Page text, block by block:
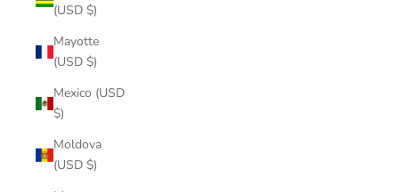
(USD $)
Mayotte
(USD $)
Mexico (USD
$)
Moldova
(USD $)